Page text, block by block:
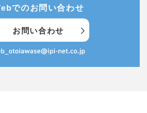
でのお問い合わせ
お問い合わせ